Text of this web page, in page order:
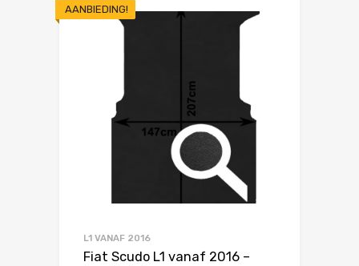
AANBIEDING!
L1 VANAF 2016
Fiat Scudo L1 vanaf 2016 –